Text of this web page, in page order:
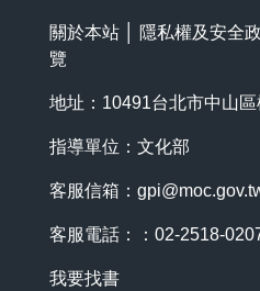
關於本站 隱私權及安全
覽
地址：10491台北市中山
指導單位：文化部
客服信箱：
客服電話：：02-2518-
我要找書